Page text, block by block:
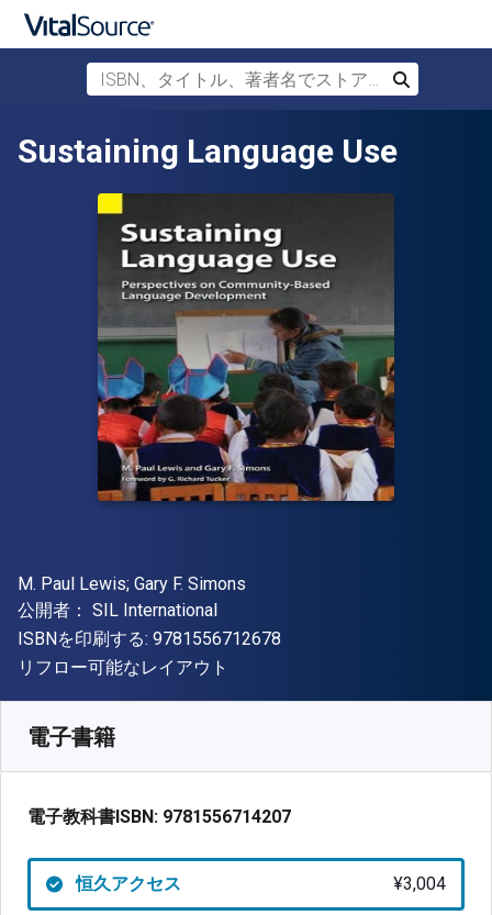
メインコンテンツへスキップ
ISBN、タイトル、著者名でストアを検索
検索
Sustaining Language Use
著者
M. Paul Lewis; Gary F. Simons
出版社
公開者： SIL International
ISBNを印刷する: 9781556712678
形式
リフロー可能なレイアウト
電子書籍
電子教科書ISBN: 9781556714207
恒久アクセス ¥3,004